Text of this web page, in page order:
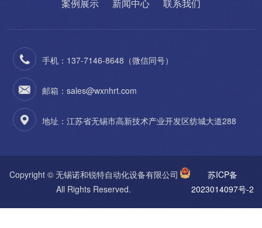
案例展示
新闻中心 联系我们
手机：137-7146-8648（微信同号）
邮箱：sales@wxnhrt.com
地址：江苏省无锡市高新技术产业开发区纺城大道288
Copyright © 无锡诺和锐特自动化设备有限公司
All Rights Reserved.
苏ICP备
2023014097号-2